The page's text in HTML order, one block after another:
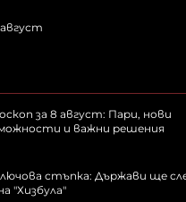
за 8 август: Пари, нови
и важни решения
стъпка: Държави ще
"Хизбула"